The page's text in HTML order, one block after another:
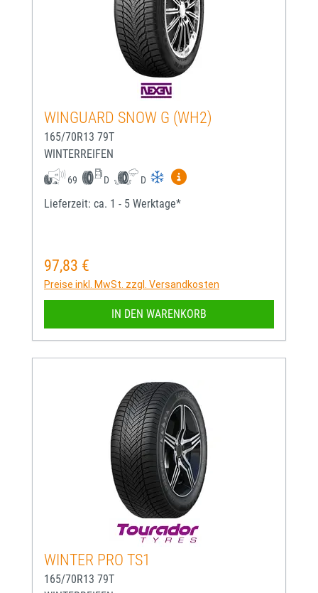
WINGUARD SNOW G (WH2)
165/70R13 79T
WINTERREIFEN
69 D D
Mehr Informationen zum
Lieferzeit: ca. 1 - 5 Werktage*
Regulärer Preis:
97,83 €
Preise inkl. MwSt. zzgl. Versandkosten
IN DEN WARENKORB
WINTER PRO TS1
165/70R13 79T